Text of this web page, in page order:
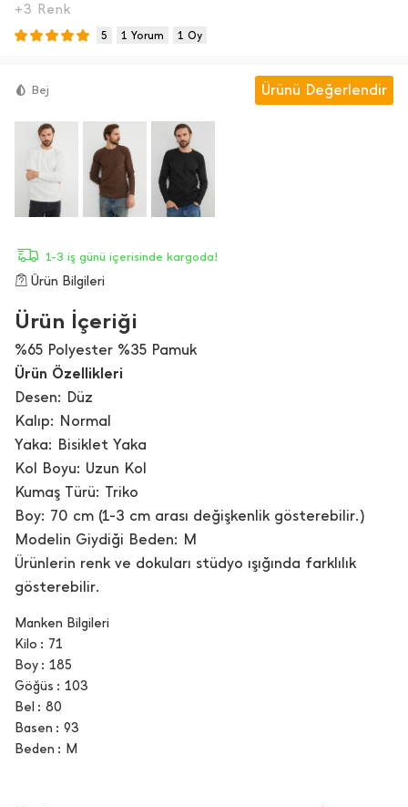
+3 Renk
5 1 Yorum 1 Oy
Bej Ürünü Değerlendir
1-3 iş günü içerisinde kargoda!
Ürün Bilgileri
Ürün İçeriği
%65 Polyester %35 Pamuk
Ürün Özellikleri
Desen: Düz
Kalıp: Normal
Yaka: Bisiklet Yaka
Kol Boyu: Uzun Kol
Kumaş Türü: Triko
Boy: 70 cm (1-3 cm arası değişkenlik gösterebilir.)
Modelin Giydiği Beden: M
Ürünlerin renk ve dokuları stüdyo ışığında farklılık
gösterebilir.
Manken Bilgileri
Kilo
71
Boy
185
Göğüs
103
Bel
80
Basen
93
Beden
M